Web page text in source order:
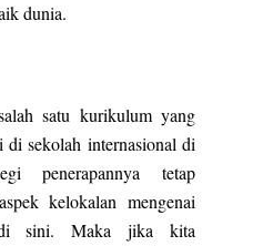
dunia.
satu kurikulum yang
sekolah internasional di
penerapannya tetap
kelokalan mengenai
di sini. Maka jika kita